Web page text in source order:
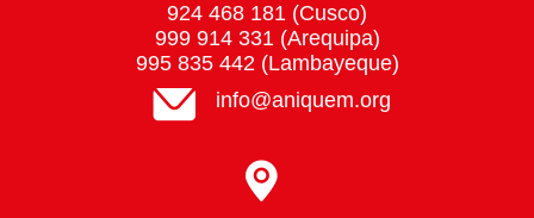
924 468 181 (Cusco)
999 914 331 (Arequipa)
995 835 442 (Lambayeque)
info@aniquem.org